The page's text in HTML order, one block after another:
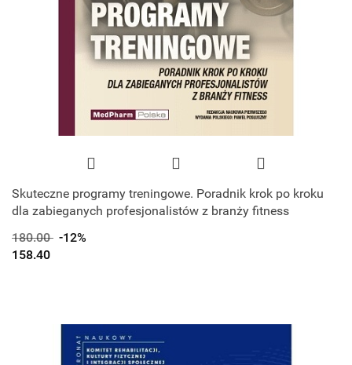
Skuteczne programy treningowe. Poradnik krok po kroku
dla zabieganych profesjonalistów z branży fitness
180.00 -12%
158.40